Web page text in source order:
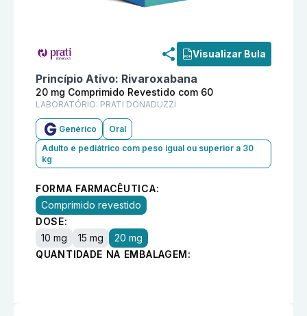
Visualizar Bula
Princípio Ativo: Rivaroxabana
20 mg Comprimido Revestido com 60
LABORATÓRIO: PRATI DONADUZZI
Genérico
Oral
Adulto e pediátrico com peso igual ou superior a 30
kg
FORMA FARMACÊUTICA:
Comprimido revestido
DOSE:
10 mg
15 mg
20 mg
QUANTIDADE NA EMBALAGEM: